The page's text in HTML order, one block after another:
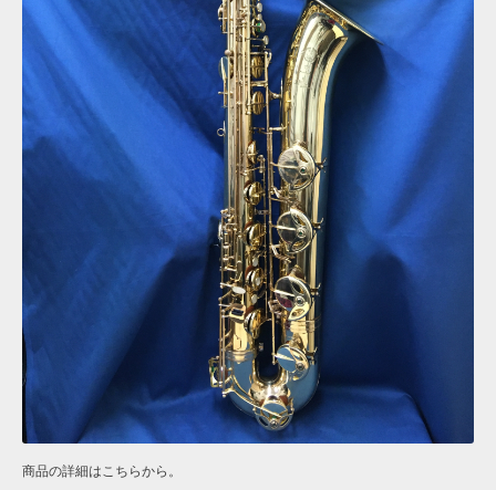
商品の詳細はこちらから。